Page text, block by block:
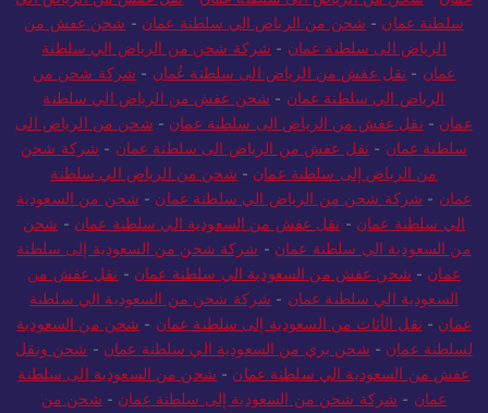
سلطنة عمان - شحن من الرياض الي سلطنة عمان - شحن عفش من
الرياض الى سلطنة عمان - شركة شحن من الرياض الي سلطنة
عمان - نقل عفش من الرياض الى سلطنة عُمان - شركة شحن من
الرياض الي سلطنة عمان - شحن عفش من الرياض الي سلطنة
عمان - نقل عفش من الرياض الى سلطنة عمان - شحن من الرياض الى
سلطنة عمان - نقل عفش من الرياض الى سلطنة عمان - شركة شحن
من الرياض إلى سلطنة عمان - شحن من الرياض الي سلطنة
عمان - شركة شحن من الرياض الي سلطنة عمان - شحن من السعودية
الي سلطنة عمان - نقل عفش من السعودية الي سلطنة عمان - شحن
من السعودية الي سلطنة عمان - شركة شحن من السعودية إلى سلطنة
عمان - شحن عفش من السعودية الي سلطنة عمان - نقل عفش من
السعودية الي سلطنة عمان - شركة شحن من السعودية الي سلطنة
عمان - نقل الأثاث من السعودية إلى سلطنة عمان - شحن من السعودية
لسلطنة عمان - شحن بري من السعودية الي سلطنة عمان - شحن ونقل
عفش من السعودية الي سلطنة عمان - شحن من السعودية الى سلطنة
عمان - شركة شحن من السعودية إلى سلطنة عمان - شحن من